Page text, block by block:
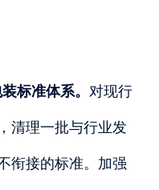
标准体系。 对现行
清理一批与行业发
衔接的标准。加强